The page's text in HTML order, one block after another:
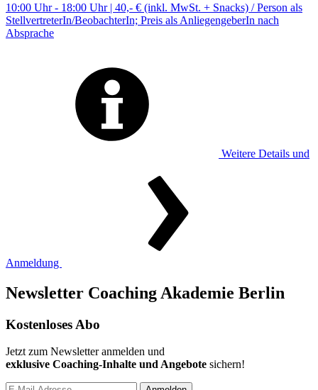
10:00 Uhr - 18:00 Uhr | 40,- € (inkl. MwSt. + Snacks) / Person als
StellvertreterIn/BeobachterIn; Preis als AnliegengeberIn nach
Absprache
Weitere Details und
Anmeldung
Newsletter Coaching Akademie Berlin
Kostenloses Abo
Jetzt zum Newsletter anmelden und
exklusive Coaching-Inhalte und Angebote sichern!